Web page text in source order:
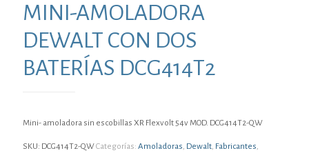
MINI-AMOLADORA
DEWALT CON DOS
BATERÍAS DCG414T2
Mini- amoladora sin escobillas XR Flexvolt 54v MOD. DCG414T2-QW
SKU: DCG414T2-QWCategorías: Amoladoras, Dewalt, Fabricantes,